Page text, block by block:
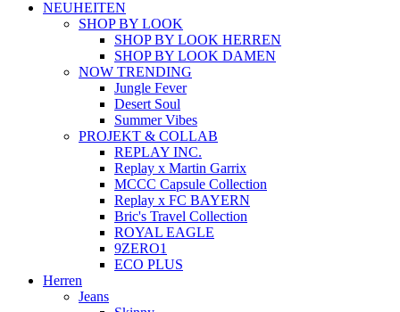
NEUHEITEN
SHOP BY LOOK
SHOP BY LOOK HERREN
SHOP BY LOOK DAMEN
NOW TRENDING
Jungle Fever
Desert Soul
Summer Vibes
PROJEKT & COLLAB
REPLAY INC.
Replay x Martin Garrix
MCCC Capsule Collection
Replay x FC BAYERN
Bric's Travel Collection
ROYAL EAGLE
9ZERO1
ECO PLUS
Herren
Jeans